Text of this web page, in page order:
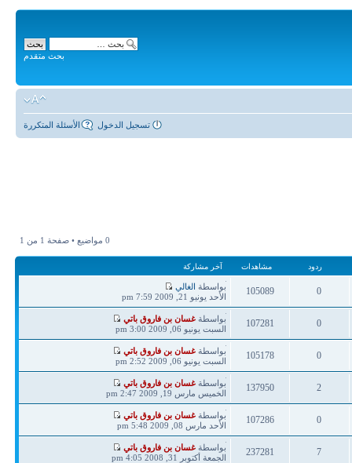
بحث متقدم
الأسئلة المتكررة تسجيل الدخول
0 مواضيع • صفحة 1 من 1
ردود مشاهدات آخر مشاركة
0
ردود
105089
مشاهدات
آخر
مشاركة
بواسطة الغالي
الأحد يونيو 21, 2009 7:59 pm
0
ردود
107281
مشاهدات
آخر
مشاركة
بواسطةغسان بن فاروق باتي
السبت يونيو 06, 2009 3:00 pm
0
ردود
105178
مشاهدات
آخر
مشاركة
بواسطةغسان بن فاروق باتي
السبت يونيو 06, 2009 2:52 pm
2
ردود
137950
مشاهدات
آخر
مشاركة
بواسطةغسان بن فاروق باتي
الخميس مارس 19, 2009 2:47 pm
0
ردود
107286
مشاهدات
آخر
مشاركة
بواسطةغسان بن فاروق باتي
الأحد مارس 08, 2009 5:48 pm
7
237281
آخر
مشاركة
بواسطةغسان بن فاروق باتي
الجمعة أكتوبر 31, 2008 4:05 pm